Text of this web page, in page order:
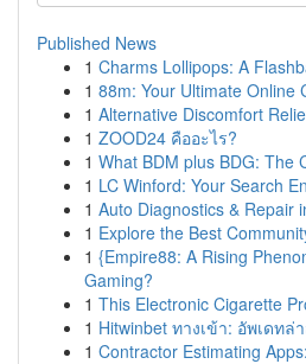
Published News
1 Charms Lollipops: A
1 88m: Your Ultimate Online
1 Alternative Discomfort
1 ZOOD24 คืออะไร?
1 What BDM plus BDG: The
1 LC Winford: Your Search
1 Auto Diagnostics & Repair
1 Explore the Best
1 {Empire88: A Rising
Gaming?
1 This Electronic Cigarette
1 Hitwinbet ทางเข้า: อัพเดท
1 Contractor Estimating